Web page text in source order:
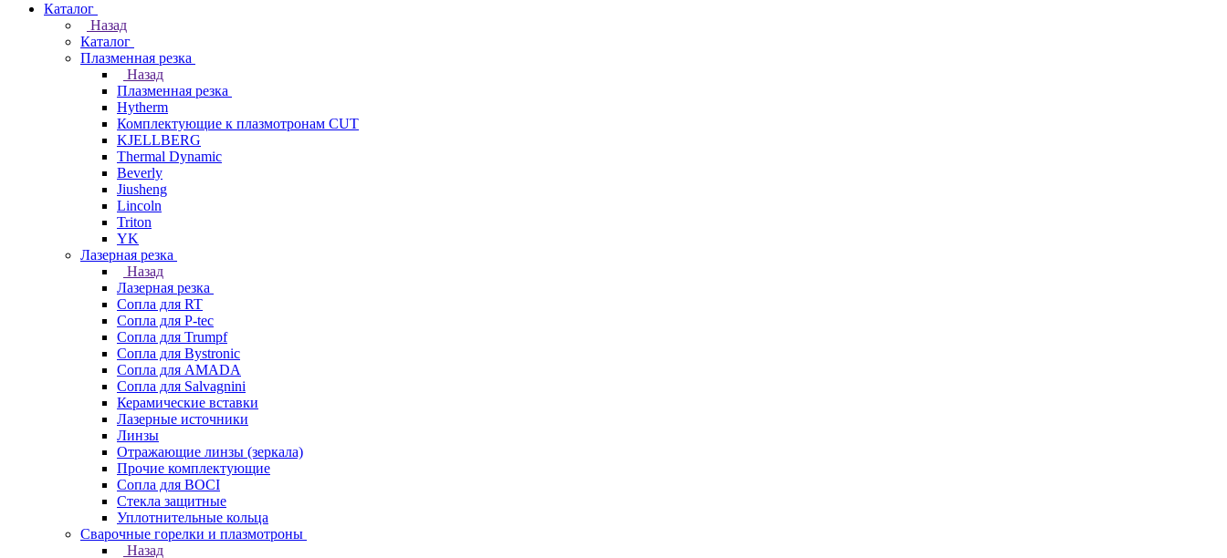
Каталог
Назад
Каталог
Плазменная резка
Назад
Плазменная резка
Hytherm
Комплектующие к плазмотронам CUT
KJELLBERG
Thermal Dynamic
Beverly
Jiusheng
Lincoln
Triton
YK
Лазерная резка
Назад
Лазерная резка
Сопла для RT
Сопла для P-tec
Сопла для Trumpf
Сопла для Bystronic
Сопла для AMADA
Сопла для Salvagnini
Керамические вставки
Лазерные источники
Линзы
Отражающие линзы (зеркала)
Прочие комплектующие
Сопла для BOCI
Стекла защитные
Уплотнительные кольца
Сварочные горелки и плазмотроны
Назад